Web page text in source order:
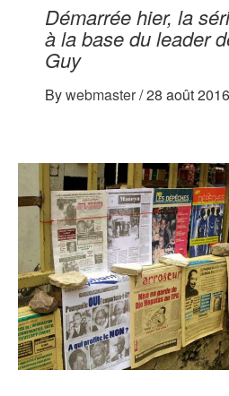
Démarrée hier, la
à la base du leader
Guy
Bywebmaster/28 août 2016